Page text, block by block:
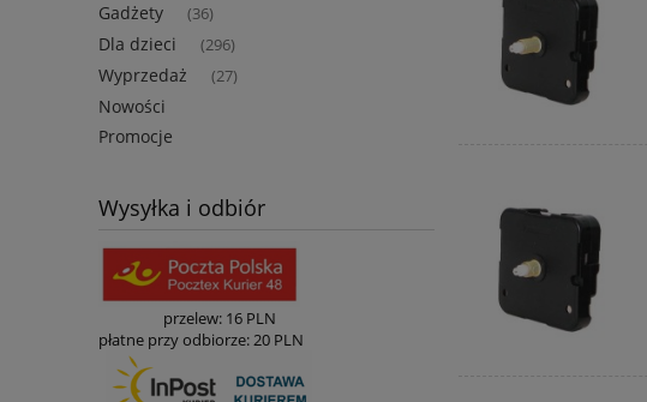
Gadżety (36)
Dla dzieci (296)
Wyprzedaż (27)
Nowości
Promocje
Wysyłka i odbiór
przelew: 16 PLN
płatne przy odbiorze: 20 PLN